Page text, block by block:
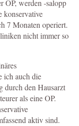
OP, werden -salopp
konservative
7 Monaten operiert.
nicht immer so
ich auch die
durch den Hausarzt
als eine OP.
aktiv sind.